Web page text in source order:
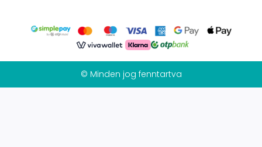
© Minden jog fenntartva